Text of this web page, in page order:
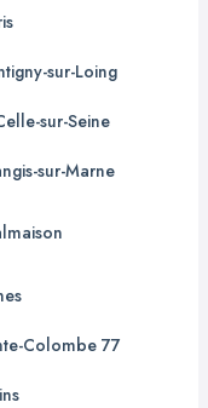
sur-Loing
sur-Seine
sur-Marne
Colombe 77